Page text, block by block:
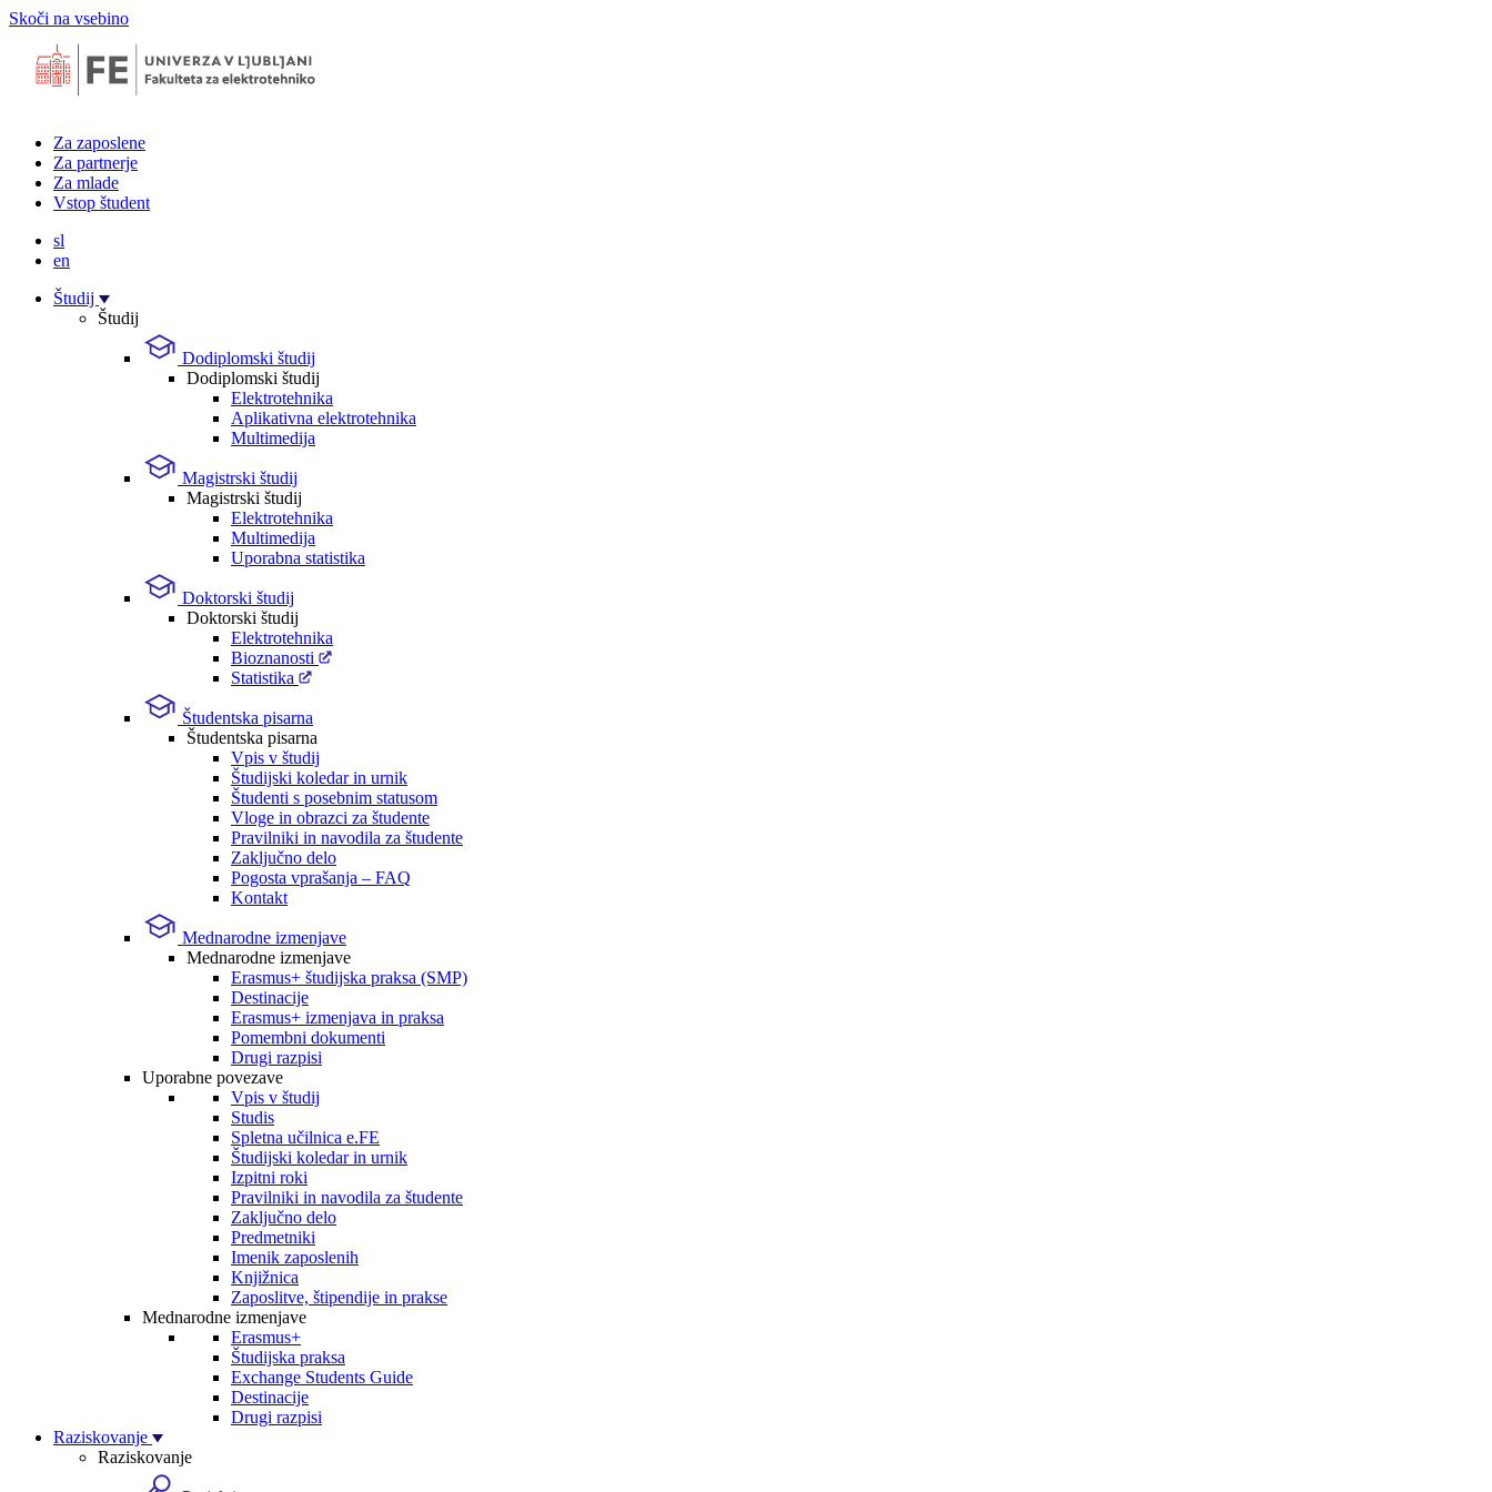
Skoči na vsebino
Za zaposlene
Za partnerje
Za mlade
Vstop študent
sl
en
Študij
Študij
Dodiplomski študij
Dodiplomski študij
Elektrotehnika
Aplikativna elektrotehnika
Multimedija
Magistrski študij
Magistrski študij
Elektrotehnika
Multimedija
Uporabna statistika
Doktorski študij
Doktorski študij
Elektrotehnika
Bioznanosti
Statistika
Študentska pisarna
Študentska pisarna
Vpis v študij
Študijski koledar in urnik
Študenti s posebnim statusom
Vloge in obrazci za študente
Pravilniki in navodila za študente
Zaključno delo
Pogosta vprašanja – FAQ
Kontakt
Mednarodne izmenjave
Mednarodne izmenjave
Erasmus+ študijska praksa (SMP)
Destinacije
Erasmus+ izmenjava in praksa
Pomembni dokumenti
Drugi razpisi
Uporabne povezave
Vpis v študij
Studis
Spletna učilnica e.FE
Študijski koledar in urnik
Izpitni roki
Pravilniki in navodila za študente
Zaključno delo
Predmetniki
Imenik zaposlenih
Knjižnica
Zaposlitve, štipendije in prakse
Mednarodne izmenjave
Erasmus+
Študijska praksa
Exchange Students Guide
Destinacije
Drugi razpisi
Raziskovanje
Raziskovanje